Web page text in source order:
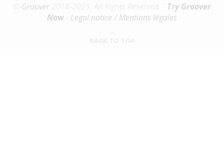
Groover2018-2025. All Rights Reserved. - Try Groover
Now
Legal notice / Mentions légales